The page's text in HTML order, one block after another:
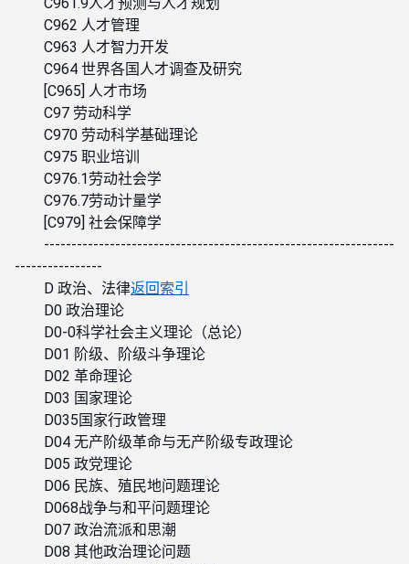
C961.9人才预测与人才规划
C962 人才管理
C963 人才智力开发
C964 世界各国人才调查及研究
[C965] 人才市场
C97 劳动科学
C970 劳动科学基础理论
C975 职业培训
C976.1劳动社会学
C976.7劳动计量学
[C979] 社会保障学
----------------------------------------------------------------
----------------
D 政治、法律返回索引
D0 政治理论
D0-0科学社会主义理论（总论）
D01 阶级、阶级斗争理论
D02 革命理论
D03 国家理论
D035国家行政管理
D04 无产阶级革命与无产阶级专政理论
D05 政党理论
D06 民族、殖民地问题理论
D068战争与和平问题理论
D07 政治流派和思潮
D08 其他政治理论问题